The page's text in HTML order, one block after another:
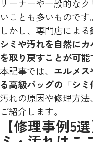
リーナーや一般的な
いことも多いものです。
しかし、専門店による
シミや汚れを自然に
を取り戻すことが可能
本記事では、 エルメ
る高級バッグの「シ
汚れの原因や修理方
ご紹介します。
【修理事例5